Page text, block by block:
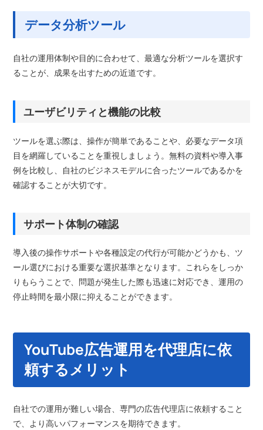
データ分析ツール
自社の運用体制や目的に合わせて、最適な分析ツールを選択す
ることが、成果を出すための近道です。
ユーザビリティと機能の比較
ツールを選ぶ際は、操作が簡単であることや、必要なデータ項
目を網羅していることを重視しましょう。無料の資料や導入事
例を比較し、自社のビジネスモデルに合ったツールであるかを
確認することが大切です。
サポート体制の確認
導入後の操作サポートや各種設定の代行が可能かどうかも、ツ
ール選びにおける重要な選択基準となります。これらをしっか
りもらうことで、問題が発生した際も迅速に対応でき、運用の
停止時間を最小限に抑えることができます。
YouTube広告運用を代理店に依
頼するメリット
自社での運用が難しい場合、専門の広告代理店に依頼すること
で、より高いパフォーマンスを期待できます。